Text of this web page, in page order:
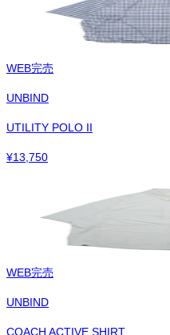
WEB完売
UNBIND
UTILITY POLO II
¥13,750
WEB完売
UNBIND
COACH ACTIVE SHIRT